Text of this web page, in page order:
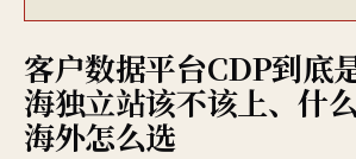
客户数据平台CDP到底
海独立站该不该上、什么
海外怎么选